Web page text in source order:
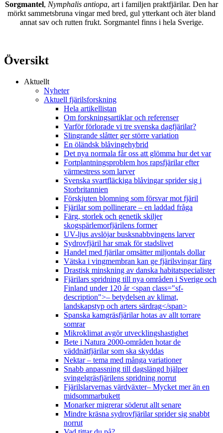
Sorgmantel, Nymphalis antiopa, art i familjen praktfjärilar. Den har
mörkt sammetsbruna vingar med bred, gul ytterkant och äter bland
annat sav och rutten frukt. Sorgmantel finns i hela Sverige.
Översikt
Aktuellt
Nyheter
Aktuell fjärilsforskning
Hela artikellistan
Om forskningsartiklar och referenser
Varför förlorade vi tre svenska dagfjärilar?
Slingrande slåtter ger större variation
En öländsk blåvingehybrid
Det nya normala får oss att glömma hur det var
Fortplantningsproblem hos rapsfjärilar efter
värmestress som larver
Svenska svartfläckiga blåvingar sprider sig i
Storbritannien
Förskjuten blomning som försvar mot fjäril
Fjärilar som pollinerare – en laddad fråga
Färg, storlek och genetik skiljer
skogspärlemorfjärilens former
UV-ljus avslöjar busksnabbvingens larver
Sydrovfjäril har smak för stadslivet
Handel med fjärilar omsätter miljontals dollar
Vätska i vingmembran kan ge fjärilsvingar färg
Drastisk minskning av danska habitatspecialister
Fjärilars spridning till nya områden i Sverige och
Finland under 120 år <span class="sf-
description">– betydelsen av klimat,
landskapstyp och arters särdrag</span>
Spanska kamgräsfjärilar hotas av allt torrare
somrar
Mikroklimat avgör utvecklingshastighet
Bete i Natura 2000-områden hotar de
väddnätfjärilar som ska skyddas
Nektar – tema med många variationer
Snabb anpassning till dagslängd hjälper
svingelgräsfjärilens spridning norrut
Fjärilslarvernas värdväxter– Mycket mer än en
midsommarbukett
Monarker migrerar söderut allt senare
Mindre kräsna sydrovfjärilar sprider sig snabbt
norrut